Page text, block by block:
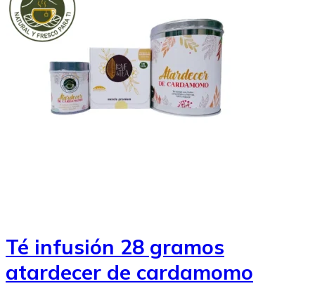
Té infusión 28 gramos
atardecer de cardamomo